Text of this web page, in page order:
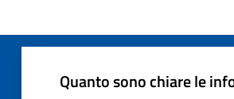
Quanto sono chiare le